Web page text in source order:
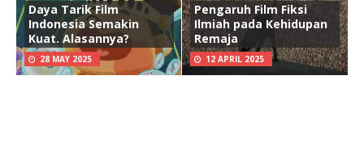
Daya Tarik Film
Indonesia Semakin
Kuat. Alasannya?
28 MAY 2025
Pengaruh Film Fiksi
Ilmiah pada Kehidupan
Remaja
12 APRIL 2025